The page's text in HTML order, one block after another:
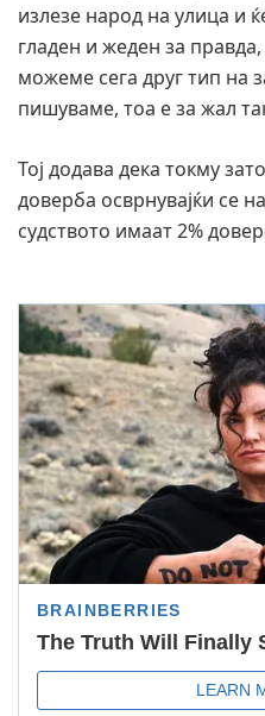
излезе народ на улица и
гладен и жеден за
можеме сега друг тип на
пишуваме, тоа е за жал
Тој додава дека токму
доверба осврнувајќи се
судството имаат 2%